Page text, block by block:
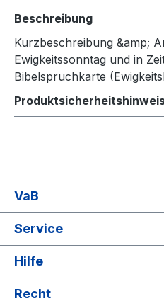
Beschreibung
Kurzbeschreibung &amp;
Ewigkeitssonntag und in
Bibelspruchkarte
VaB
Service
Hilfe
Recht